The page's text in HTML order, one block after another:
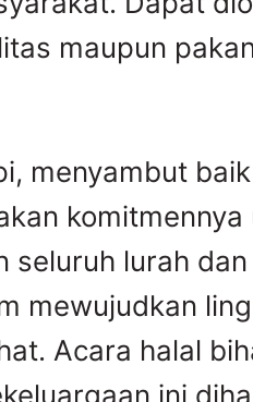
maupun
menyambut
komitmennya
seluruh lurah
mewujudkan
Acara halal
ini